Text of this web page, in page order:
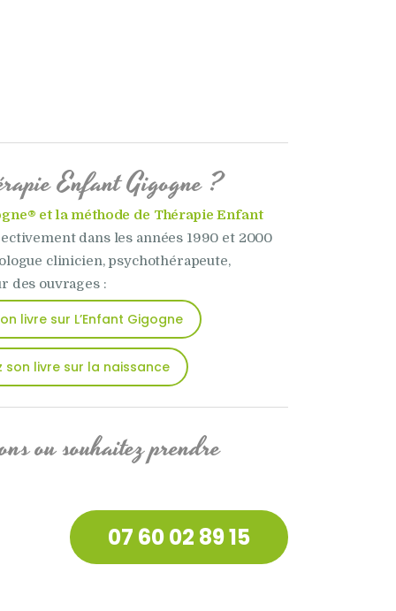
Enfant Gigogne ?
et la méthode de Thérapie Enfant
dans les années 1990 et 2000
clinicien, psychothérapeute,
des ouvrages :
livre sur L’Enfant Gigogne
son livre sur la naissance
ou souhaitez prendre
07 60 02 89 15